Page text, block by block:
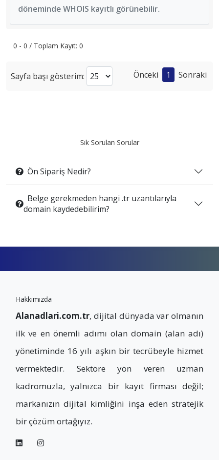
döneminde WHOIS kayıtlı görünebilir.
0 - 0 / Toplam Kayıt: 0
Sayfa başı gösterim: Önceki 1 Sonraki
Sık Sorulan Sorular
Ön Sipariş Nedir?
Belge gerekmeden hangi .tr uzantılarıyla
domain kaydedebilirim?
Hakkımızda
Alanadlari.com.tr, dijital dünyada var olmanın
ilk ve en önemli adımı olan domain (alan adı)
yönetiminde 16 yılı aşkın bir tecrübeyle hizmet
vermektedir. Sektöre yön veren uzman
kadromuzla, yalnızca bir kayıt firması değil;
markanızın dijital kimliğini inşa eden stratejik
bir çözüm ortağıyız.